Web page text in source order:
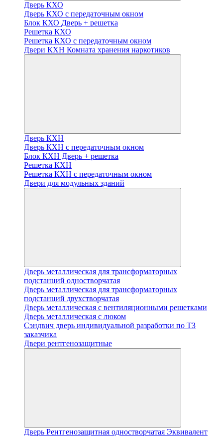
Дверь КХО
Дверь КХО с передаточным окном
Блок КХО Дверь + решетка
Решетка КХО
Решетка КХО с передаточным окном
Двери КХН Комната хранения наркотиков
Дверь КХН
Дверь КХН с передаточным окном
Блок КХН Дверь + решетка
Решетка КХН
Решетка КХН с передаточным окном
Двери для модульных зданий
Дверь металлическая для трансформаторных
подстанций одностворчатая
Дверь металлическая для трансформаторных
подстанций двухстворчатая
Дверь металлическая с вентиляционными решетками
Дверь металлическая с люком
Cэндвич дверь индивидуальной разработки по ТЗ
заказчика
Двери рентгенозащитные
Дверь Рентгенозащитная одностворчатая Эквивалент